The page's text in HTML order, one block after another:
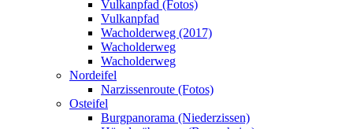
Vulkanpfad (Fotos)
Vulkanpfad
Wacholderweg (2017)
Wacholderweg
Wacholderweg
Nordeifel
Narzissenroute (Fotos)
Osteifel
Burgpanorama (Niederzissen)